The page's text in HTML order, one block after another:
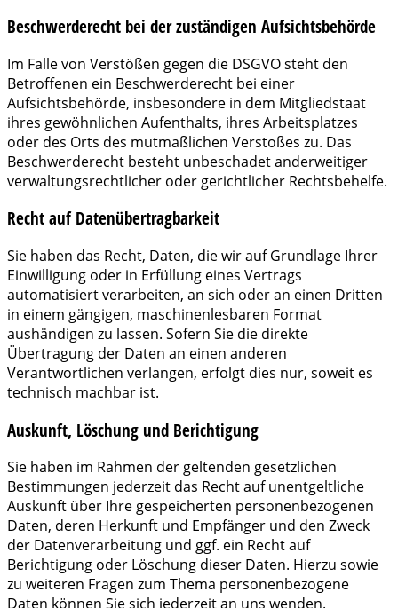
Beschwerde­recht bei der zuständigen Aufsichts­behörde
Im Falle von Verstößen gegen die DSGVO steht den
Betroffenen ein Beschwerderecht bei einer
Aufsichtsbehörde, insbesondere in dem Mitgliedstaat
ihres gewöhnlichen Aufenthalts, ihres Arbeitsplatzes
oder des Orts des mutmaßlichen Verstoßes zu. Das
Beschwerderecht besteht unbeschadet anderweitiger
verwaltungsrechtlicher oder gerichtlicher Rechtsbehelfe.
Recht auf Daten­übertrag­barkeit
Sie haben das Recht, Daten, die wir auf Grundlage Ihrer
Einwilligung oder in Erfüllung eines Vertrags
automatisiert verarbeiten, an sich oder an einen Dritten
in einem gängigen, maschinenlesbaren Format
aushändigen zu lassen. Sofern Sie die direkte
Übertragung der Daten an einen anderen
Verantwortlichen verlangen, erfolgt dies nur, soweit es
technisch machbar ist.
Auskunft, Löschung und Berichtigung
Sie haben im Rahmen der geltenden gesetzlichen
Bestimmungen jederzeit das Recht auf unentgeltliche
Auskunft über Ihre gespeicherten personenbezogenen
Daten, deren Herkunft und Empfänger und den Zweck
der Datenverarbeitung und ggf. ein Recht auf
Berichtigung oder Löschung dieser Daten. Hierzu sowie
zu weiteren Fragen zum Thema personenbezogene
Daten können Sie sich jederzeit an uns wenden.